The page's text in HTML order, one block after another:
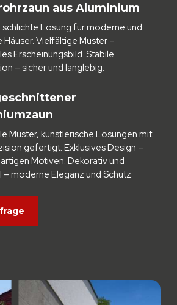
aus Aluminium
schlichte Lösung für moderne und
Häuser. Vielfältige Muster –
Erscheinungsbild. Stabile
– sicher und langlebig.
Muster, künstlerische Lösungen mit
gefertigt. Exklusives Design –
Motiven. Dekorativ und
– moderne Eleganz und Schutz.